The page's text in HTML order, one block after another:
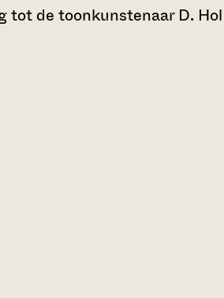
de toonkunstenaar D. Hol